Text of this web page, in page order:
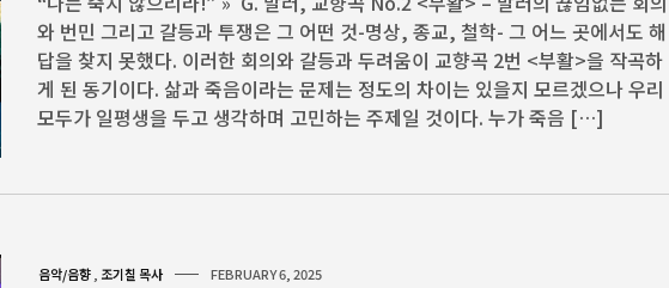
와 번민 그리고 갈등과 투쟁은 그 어떤 것-명상, 종교, 철학- 그 어느 곳에서도 해
답을 찾지 못했다. 이러한 회의와 갈등과 두려움이 교향곡 2번 <부활>을 작곡하
게 된 동기이다. 삶과 죽음이라는 문제는 정도의 차이는 있을지 모르겠으나 우리
모두가 일평생을 두고 생각하며 고민하는 주제일 것이다. 누가 죽음 […]
음악/음향 조기칠 목사 FEBRUARY 6, 2025